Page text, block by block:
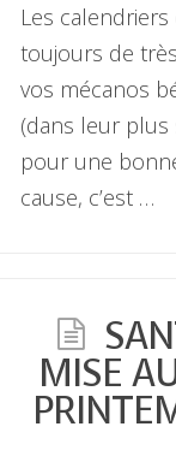
Les
toujours de
vos mécanos
(dans leur plus
pour une
cause, c’est …
MISE